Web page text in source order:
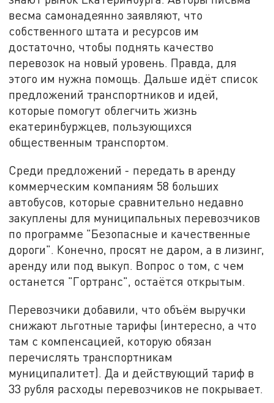
весма самонадеянно заявляют, что
собственного штата и ресурсов им
достаточно, чтобы поднять качество
перевозок на новый уровень. Правда, для
этого им нужна помощь. Дальше идёт список
предложений транспортников и идей,
которые помогут облегчить жизнь
екатеринбуржцев, пользующихся
общественным транспортом.
Среди предложений - передать в аренду
коммерческим компаниям 58 больших
автобусов, которые сравнительно недавно
закуплены для муниципальных перевозчиков
по программе "Безопасные и качественные
дороги". Конечно, просят не даром, а в лизинг,
аренду или под выкуп. Вопрос о том, с чем
останется "Гортранс", остаётся открытым.
Перевозчики добавили, что объём выручки
снижают льготные тарифы (интересно, а что
там с компенсацией, которую обязан
перечислять транспортникам
муниципалитет). Да и действующий тариф в
33 рубля расходы перевозчиков не покрывает.